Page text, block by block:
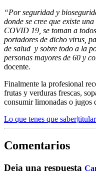
“Por seguridad y
donde se cree que existe
COVID 19, se toman a
portadores de dicho virus,
de salud y sobre todo a la
personas mayores de 60 y
docente.
Finalmente la profesional
frutas y verduras frescas,
consumir limonadas o jugos
Lo que tenes que
Comentarios
Deja una respuesta